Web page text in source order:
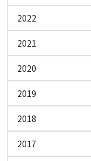
2022
2021
2020
2019
2018
2017